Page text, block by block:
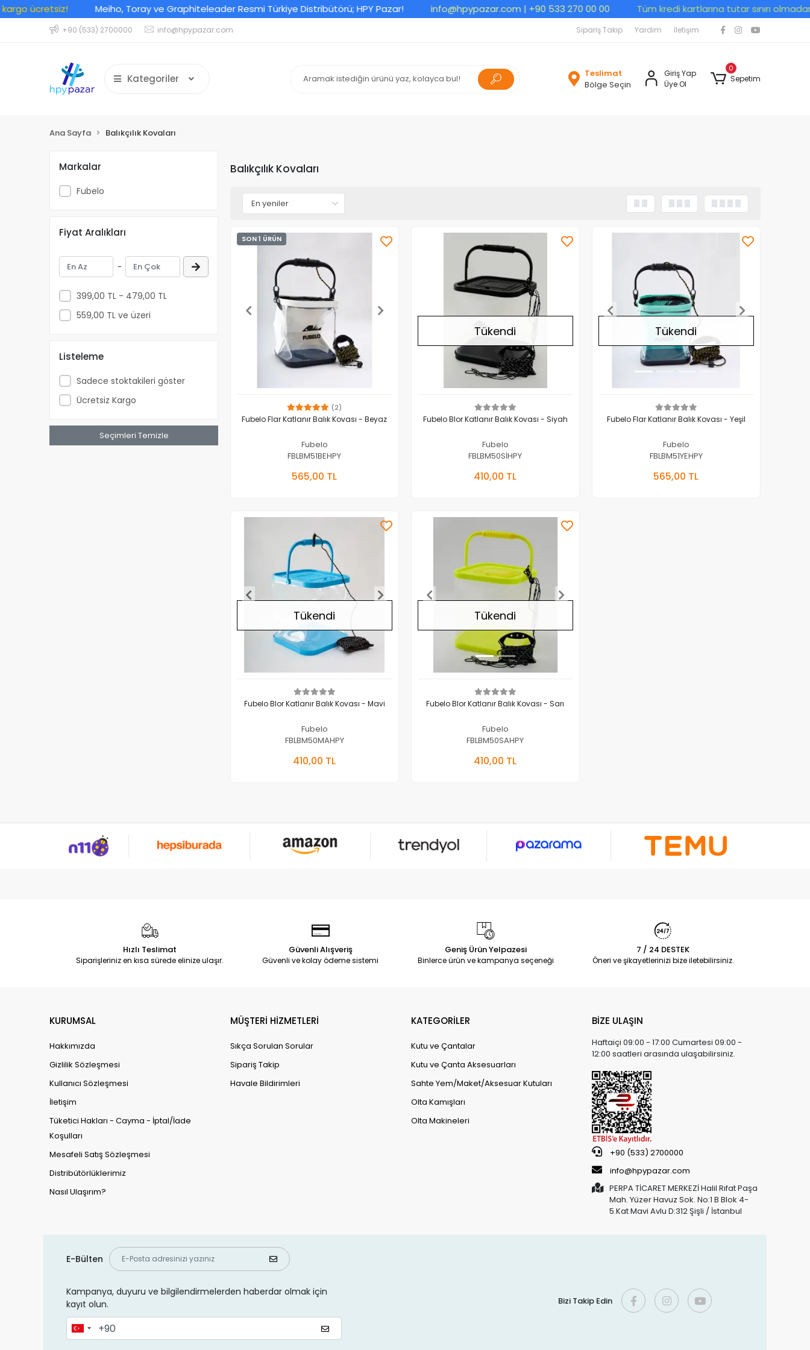
ücretsiz! Meiho, Toray ve Graphiteleader Resmi Türkiye Distribütörü; HPY Pazar! info@hpypazar.com| +90 533 270 00 00 Tüm kredi kartlarına tutar sınırı olmadan
+90 (533) 2700000 info@hpypazar.com Sipariş Takip Yardım İletişim
Kategoriler
Teslimat
Bölge Seçin
Giriş Yap
Üye Ol
0
Sepetim
Ana Sayfa Balıkçılık Kovaları
Markalar
Fubelo
Fiyat Aralıkları
-
399,00 TL - 479,00 TL
559,00 TL ve üzeri
Listeleme
Sadece stoktakileri göster
Ücretsiz Kargo
Seçimleri Temizle
Balıkçılık Kovaları
SON 1 ÜRÜN
(2)
Fubelo Flar Katlanır Balık Kovası - Beyaz
Fubelo
FBLBM51BEHPY
565,00 TL
Tükendi
Fubelo Blor Katlanır Balık Kovası - Siyah
Fubelo
FBLBM50SİHPY
410,00 TL
Tükendi
Fubelo Flar Katlanır Balık Kovası - Yeşil
Fubelo
FBLBM51YEHPY
565,00 TL
Tükendi
Fubelo Blor Katlanır Balık Kovası - Mavi
Fubelo
FBLBM50MAHPY
410,00 TL
Tükendi
Fubelo Blor Katlanır Balık Kovası - Sarı
Fubelo
FBLBM50SAHPY
410,00 TL
Hızlı Teslimat
Siparişleriniz en kısa sürede elinize ulaşır.
Güvenli Alışveriş
Güvenli ve kolay ödeme sistemi
Geniş Ürün Yelpazesi
Binlerce ürün ve kampanya seçeneği
7 / 24 DESTEK
Öneri ve şikayetlerinizi bize iletebilirsiniz.
KURUMSAL
Hakkımızda
Gizlilik Sözleşmesi
Kullanıcı Sözleşmesi
İletişim
Tüketici Hakları - Cayma - İptal/İade
Koşulları
Mesafeli Satış Sözleşmesi
Distribütörlüklerimiz
Nasıl Ulaşırım?
MÜŞTERİ HİZMETLERİ
Sıkça Sorulan Sorular
Sipariş Takip
Havale Bildirimleri
KATEGORİLER
Kutu ve Çantalar
Kutu ve Çanta Aksesuarları
Sahte Yem/Maket/Aksesuar Kutuları
Olta Kamışları
Olta Makineleri
BİZE ULAŞIN
Haftaiçi 09:00 - 17:00 Cumartesi 09:00 -
12:00 saatleri arasında ulaşabilirsiniz.
+90 (533) 2700000
info@hpypazar.com
PERPA TİCARET MERKEZİ Halil Rıfat Paşa
Mah. Yüzer Havuz Sok. No:1 B Blok 4-
5.Kat Mavi Avlu D:312 Şişli / İstanbul
E-Bülten
Kampanya, duyuru ve bilgilendirmelerden haberdar olmak için
kayıt olun.
Bizi Takip Edin